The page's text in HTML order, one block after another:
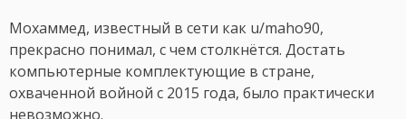
Мохаммед, известный в сети как u/maho90,
прекрасно понимал, с чем столкнётся. Достать
компьютерные комплектующие в стране,
охваченной войной с 2015 года, было практически
невозможно.